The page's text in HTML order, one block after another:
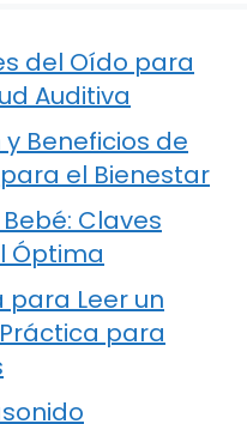
del Oído para
Auditiva
Beneficios de
el Bienestar
Claves
Óptima
Leer un
para